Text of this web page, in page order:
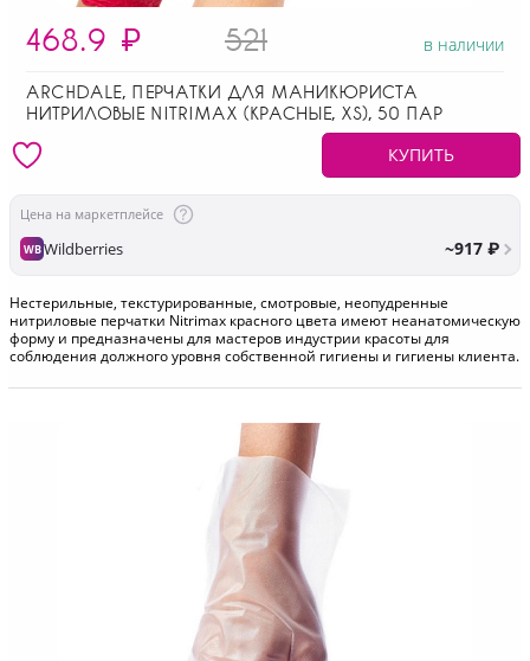
468.9 ₽ 521 в наличии
ARCHDALE, ПЕРЧАТКИ ДЛЯ МАНИКЮРИСТА
НИТРИЛОВЫЕ NITRIMAX (КРАСНЫЕ, XS), 50 ПАР
КУПИТЬ
Цена на маркетплейсе
WBWildberries ~917 ₽
Нестерильные, текстурированные, смотровые, неопудренные
нитриловые перчатки Nitrimax красного цвета имеют неанатомическую
форму и предназначены для мастеров индустрии красоты для
соблюдения должного уровня собственной гигиены и гигиены клиента.